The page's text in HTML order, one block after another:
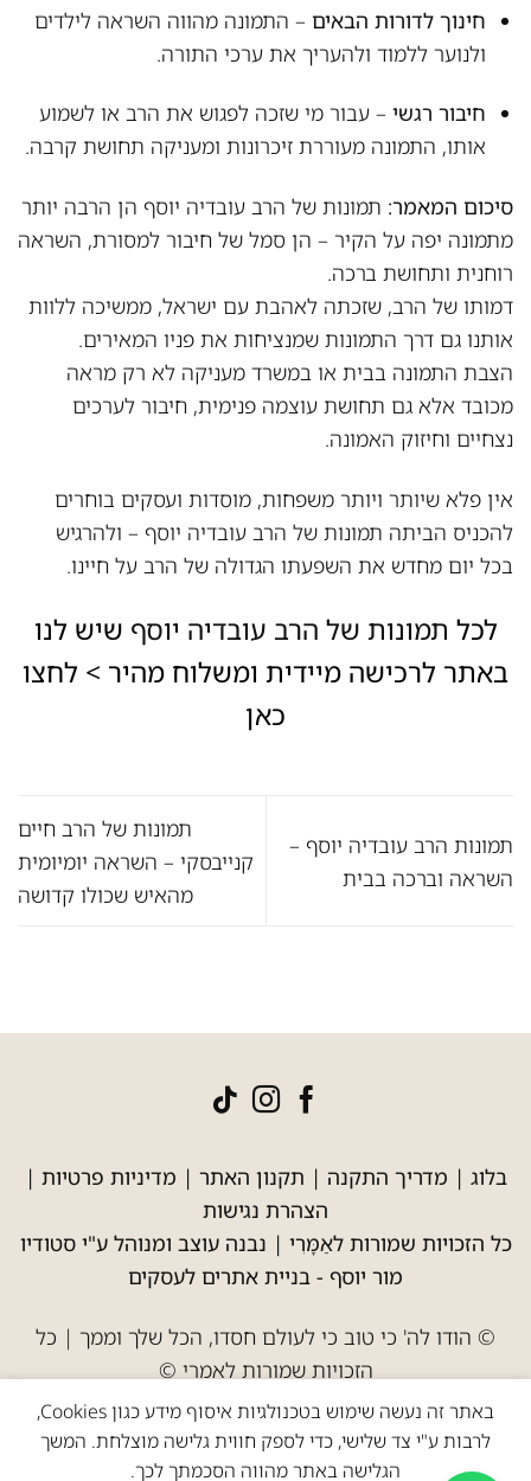
חינוך לדורות הבאים – התמונה מהווה השראה לילדים
ולנוער ללמוד ולהעריך את ערכי התורה.
חיבור רגשי– עבור מי שזכה לפגוש את הרב או לשמוע
אותו, התמונה מעוררת זיכרונות ומעניקה תחושת קרבה.
סיכום המאמר: תמונות של הרב עובדיה יוסף הן הרבה יותר
מתמונה יפה על הקיר – הן סמל של חיבור למסורת, השראה
רוחנית ותחושת ברכה.
דמותו של הרב, שזכתה לאהבת עם ישראל, ממשיכה ללוות
אותנו גם דרך התמונות שמנציחות את פניו המאירים.
הצבת התמונה בבית או במשרד מעניקה לא רק מראה
מכובד אלא גם תחושת עוצמה פנימית, חיבור לערכים
נצחיים וחיזוק האמונה.
אין פלא שיותר ויותר משפחות, מוסדות ועסקים בוחרים
להכניס הביתה תמונות של הרב עובדיה יוסף – ולהרגיש
בכל יום מחדש את השפעתו הגדולה של הרב על חיינו.
לכל תמונות של הרב עובדיה יוסף שיש לנו
באתר לרכישה מיידית ומשלוח מהיר > לחצו
כאן
תמונות הרב עובדיה יוסף –
השראה וברכה בבית
תמונות של הרב חיים
קנייבסקי – השראה יומיומית
מהאיש שכולו קדושה
בלוג | מדריך התקנה | תקנון האתר | מדיניות פרטיות |
הצהרת נגישות
כל הזכויות שמורות לאַמָּרִי | נבנה עוצב ומנוהל ע"י סטודיו
מור יוסף - בניית אתרים לעסקים
© הודו לה' כי טוב כי לעולם חסדו, הכל שלך וממך | כל
הזכויות שמורות לאמרי ©
באתר זה נעשה שימוש בטכנולגיות איסוף מידע כגון Cookies,
לרבות ע"י צד שלישי, כדי לספק חווית גלישה מוצלחת. המשך
הגלישה באתר מהווה הסכמתך לכך.